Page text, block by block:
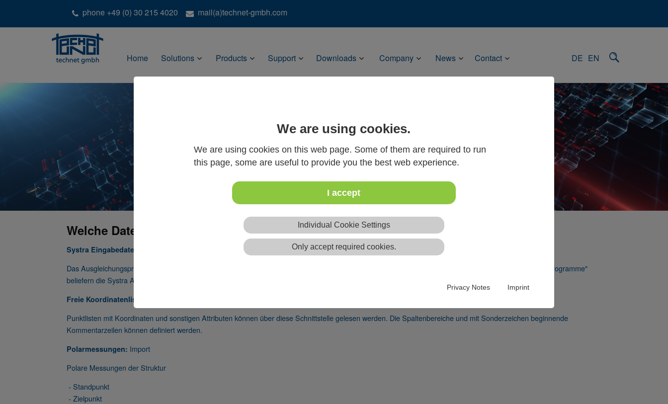
We are using cookies.
We are using cookies on this web page. Some of them are required to run
this page, some are useful to provide you the best web experience.
I accept
Individual Cookie Settings
Only accept required cookies.
Privacy Notes Imprint
phone +49 (0) 30 215 4020 mail(a)technet-gmbh.com
DE EN
Home Solutions Products Support Downloads Company News Contact
Welche Datenschnittstellen gibt es?
Systra Eingabedateien:
Das Ausgleichungsprogramm Systra hat ein einfaches ASCII-Eingabeformat, die Systra Eingabedateien. Das Datenbankprogramm Sysged oder "Fremdprogramme"
beliefern die Systra Ausgleichung damit. Natürlich kann Sysged die Systra Eingabedateien lesen.
Freie Koordinatenliste:
Punktlisten mit Koordinaten und sonstigen Attributen können über diese Schnittstelle gelesen werden. Die Spaltenbereiche und mit Sonderzeichen beginnende
Kommentarzeilen können definiert werden.
Polarmessungen: Import
Polare Messungen der Struktur
- Standpunkt
- Zielpunkt